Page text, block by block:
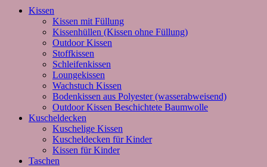
Kissen
Kissen mit Füllung
Kissenhüllen (Kissen ohne Füllung)
Outdoor Kissen
Stoffkissen
Schleifenkissen
Loungekissen
Wachstuch Kissen
Bodenkissen aus Polyester (wasserabweisend)
Outdoor Kissen Beschichtete Baumwolle
Kuscheldecken
Kuschelige Kissen
Kuscheldecken für Kinder
Kissen für Kinder
Taschen